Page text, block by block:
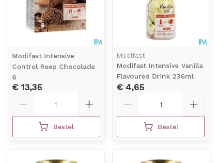
Modifast Intensive
Control Reep Chocolade
6
€ 13,35
Bestel
Modifast
Modifast Intensive Vanilla
Flavoured Drink 236ml
€ 4,65
Bestel